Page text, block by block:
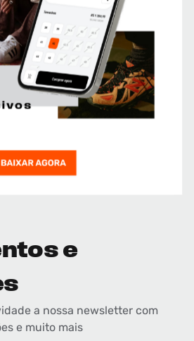
e
a nossa newsletter com
e muito mais